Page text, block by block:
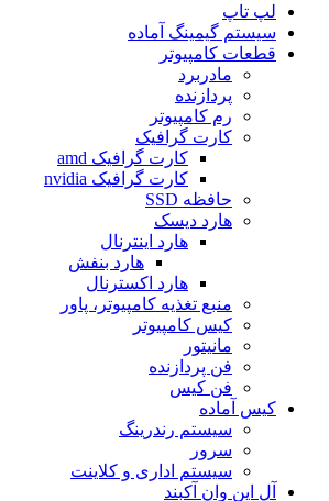
لپ تاپ
سیستم گیمینگ آماده
قطعات کامپیوتر
مادربرد
پردازنده
رم کامپیوتر
کارت گرافیک
کارت گرافیک amd
کارت گرافیک nvidia
حافظه SSD
هارد دیسک
هارد اینترنال
هارد بنفش
هارد اکسترنال
منبع تغذیه کامپیوتر، پاور
کیس کامپیوتر
مانیتور
فن پردازنده
فن کیس
کیس آماده
سیستم رندرینگ
سرور
سیستم‌ اداری و کلاینت
آل این وان آکبند